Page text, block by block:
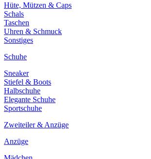
Hüte, Mützen & Caps
Schals
Taschen
Uhren & Schmuck
Sonstiges
Schuhe
Sneaker
Stiefel & Boots
Halbschuhe
Elegante Schuhe
Sportschuhe
Zweiteiler & Anzüge
Anzüge